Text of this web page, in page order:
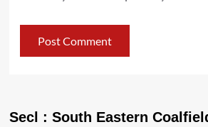
Secl : South Eastern